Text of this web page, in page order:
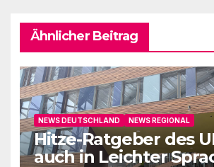
Ähnlicher Beitrag
NEWS DEUTSCHLAND NEWS REGIONAL
Hitze-Ratgeber des
auch in Leichter